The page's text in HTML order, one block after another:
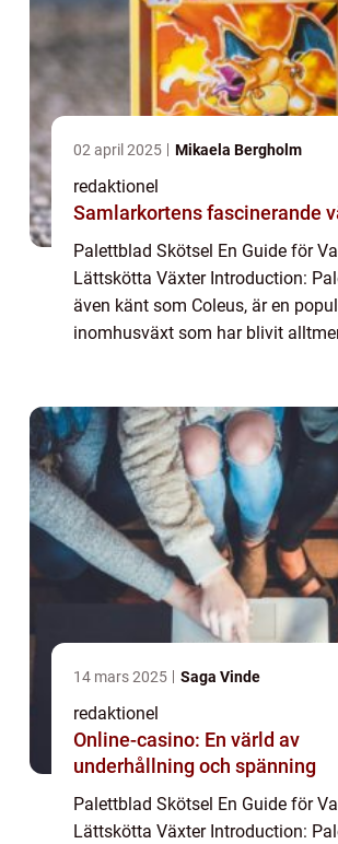
02 april 2025 Mikaela Bergholm
redaktionel
Samlarkortens fascinerande
Palettblad Skötsel En Guide för
Lättskötta Växter Introduction:
även känt som Coleus, är en
inomhusväxt som har blivit
att gå...
14 mars 2025 Saga Vinde
redaktionel
Online-casino: En värld av
underhållning och spänning
Palettblad Skötsel En Guide för
Lättskötta Växter Introduction: